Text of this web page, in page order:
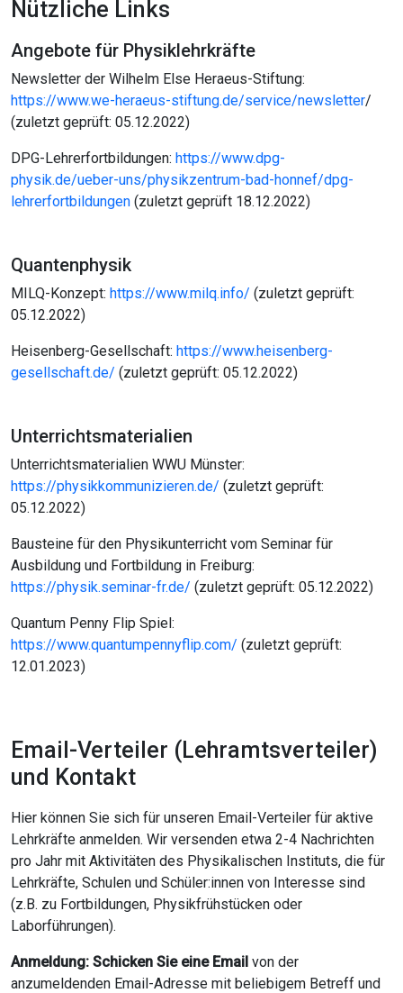
Nützliche Links
Angebote für Physiklehrkräfte
Newsletter der Wilhelm Else Heraeus-Stiftung:
https://www.we-heraeus-stiftung.de/service/newsletter/
(zuletzt geprüft: 05.12.2022)
DPG-Lehrerfortbildungen: https://www.dpg-
physik.de/ueber-uns/physikzentrum-bad-honnef/dpg-
lehrerfortbildungen (zuletzt geprüft 18.12.2022)
Quantenphysik
MILQ-Konzept: https://www.milq.info/ (zuletzt geprüft:
05.12.2022)
Heisenberg-Gesellschaft: https://www.heisenberg-
gesellschaft.de/ (zuletzt geprüft: 05.12.2022)
Unterrichtsmaterialien
Unterrichtsmaterialien WWU Münster:
https://physikkommunizieren.de/ (zuletzt geprüft:
05.12.2022)
Bausteine für den Physikunterricht vom Seminar für
Ausbildung und Fortbildung in Freiburg:
https://physik.seminar-fr.de/ (zuletzt geprüft: 05.12.2022)
Quantum Penny Flip Spiel:
https://www.quantumpennyflip.com/ (zuletzt geprüft:
12.01.2023)
Email-Verteiler (Lehramtsverteiler)
und Kontakt
Hier können Sie sich für unseren Email-Verteiler für aktive
Lehrkräfte anmelden. Wir versenden etwa 2-4 Nachrichten
pro Jahr mit Aktivitäten des Physikalischen Instituts, die für
Lehrkräfte, Schulen und Schüler:innen von Interesse sind
(z.B. zu Fortbildungen, Physikfrühstücken oder
Laborführungen).
Anmeldung: Schicken Sie eine Email von der
anzumeldenden Email-Adresse mit beliebigem Betreff und